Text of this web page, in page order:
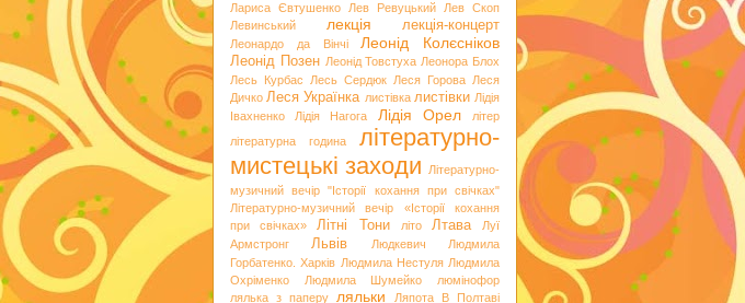
Лариса Євтушенко
Лев Ревуцький
Лев Скоп
Левинський
лекція лекція-концерт
Леонардо да Вінчі Леонід Колєсніков
Леонід Позен Леонід Товстуха Леонора Блох
Лесь Курбас
Лесь Сердюк Леся Горова Леся
Дичко Леся Українка листівка листівки Лідія
Івахненко
Лідія Нагога Лідія Орел
літер
літературна година
літературно-
мистецькі заходи
Літературно-
музичний вечір "Історії кохання при свічках"
Літературно-музичний вечір «Історії кохання
при свічках»
Літні Тони літо Лтава
Луї
Армстронг
Львів Людкевич
Людмила
Горбатенко. Харків Людмила Нестуля Людмила
Охріменко
Людмила Шумейко
люмінофор
лялька з паперу
ляльки
Ляпота В Полтаві